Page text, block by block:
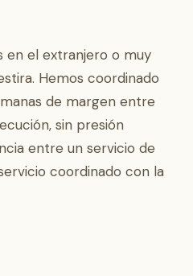
en el extranjero o muy
Hemos coordinado
de margen entre
sin presión
entre un servicio de
coordinado con la